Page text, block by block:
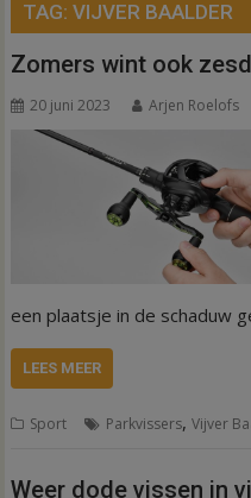
TAG:VIJVER BAALDER
Zomers wint ook
20 juni 2023 Arjen Roelofs
een plaatsje in de schaduw
LEES MEER
Sport Parkvissers,Vijver
Weer dode vissen in